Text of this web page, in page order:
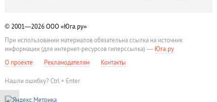
© 2001—2026ООО «Юга.ру»
При использовании материалов обязательна ссылка на источник
информации (для интернет-ресурсов гиперссылка) — Юга.ру
О проекте
Рекламодателям Контакты
Нашли ошибку? Ctrl + Enter